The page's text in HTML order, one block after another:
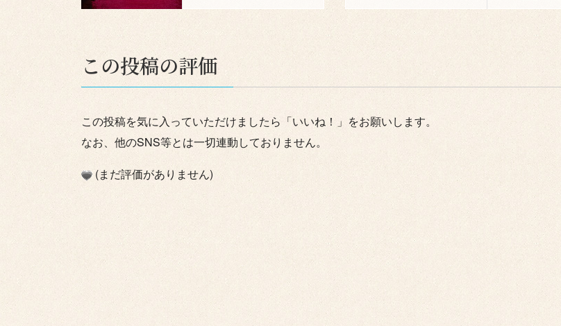
この投稿の評価
この投稿を気に入っていただけましたら「いいね！」をお願いします。
なお、他のSNS等とは一切連動しておりません。
(まだ評価がありません)